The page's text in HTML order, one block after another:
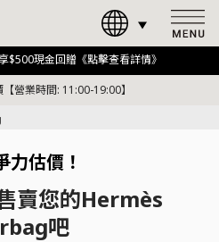
$500現金回贈《點擊查看詳情》
營業時間: 11:00-19:00】
力估價！
賣您的Hermès
吧